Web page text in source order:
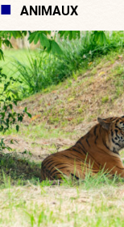
ANIMAUX